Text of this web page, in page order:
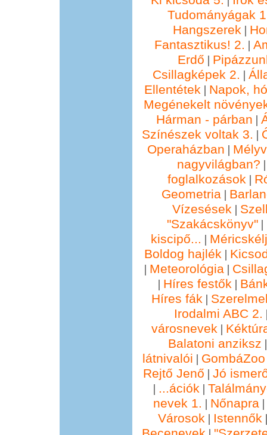
Tudományágak
Hangszerek |
Fantasztikus! 2. |
Erdő |
Csillagképek 2. |
Ellentétek | Napok,
Megénekelt
Hárman - párban |
Színészek voltak 3. |
Operaházban |
nagyvilágban?
foglalkozások |
Geometria|
Vízesések |
"Szakácskönyv" |
kiscipő... |
Boldog hajlék |
| Meteorológia|
| Híres festők |
Híres fák |
Irodalmi ABC 2.
városnevek |
Balatoni anziksz
látnivalói |
Rejtő Jenő | Jó
| ...ációk |
nevek 1. | Nőnapra|
Városok | Istennők